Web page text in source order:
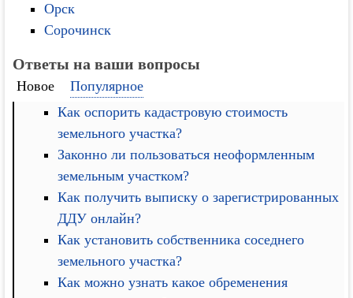
Орск
Сорочинск
Ответы на ваши вопросы
Новое
Популярное
Как оспорить кадастровую стоимость
земельного участка?
Законно ли пользоваться неоформленным
земельным участком?
Как получить выписку о зарегистрированных
ДДУ онлайн?
Как установить собственника соседнего
земельного участка?
Как можно узнать какое обременения